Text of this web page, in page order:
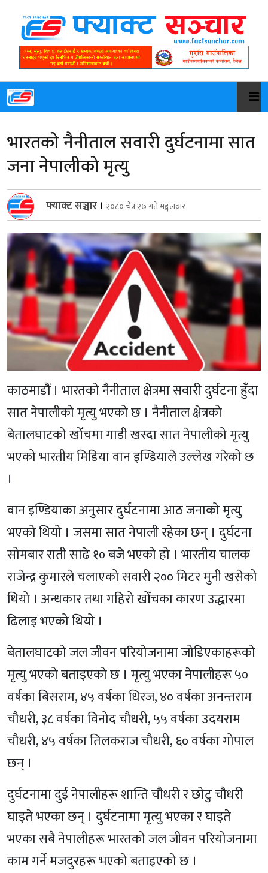
भारतको नैनीताल सवारी दुर्घटनामा सात
जना नेपालीको मृत्यु
फ्याक्ट सञ्चार । २०८० चैत्र २७ गते मङ्गलवार
काठमाडौं । भारतको नैनीताल क्षेत्रमा सवारी दुर्घटना हुँदा
सात नेपालीको मृत्यु भएको छ । नैनीताल क्षेत्रको
बेतालघाटको खोँचमा गाडी खस्दा सात नेपालीको मृत्यु
भएको भारतीय मिडिया वान इण्डियाले उल्लेख गरेको छ
।
वान इण्डियाका अनुसार दुर्घटनामा आठ जनाको मृत्यु
भएको थियो । जसमा सात नेपाली रहेका छन् । दुर्घटना
सोमबार राती साढे १० बजे भएको हो । भारतीय चालक
राजेन्द्र कुमारले चलाएको सवारी २०० मिटर मुनी खसेको
थियो । अन्धकार तथा गहिरो खोँचका कारण उद्धारमा
ढिलाइ भएको थियो ।
बेतालघाटको जल जीवन परियोजनामा जोडिएकाहरूको
मृत्यु भएको बताइएको छ । मृत्यु भएका नेपालीहरू ५०
वर्षका बिसराम, ४५ वर्षका धिरज, ४० वर्षका अनन्तराम
चौधरी, ३८ वर्षका विनोद चौधरी, ५५ वर्षका उदयराम
चौधरी, ४५ वर्षका तिलकराज चौधरी, ६० वर्षका गोपाल
छन् ।
दुर्घटनामा दुई नेपालीहरू शान्ति चौधरी र छोटु चौधरी
घाइते भएका छन् । दुर्घटनामा मृत्यु भएका र घाइते
भएका सबै नेपालीहरू भारतको जल जीवन परियोजनामा
काम गर्ने मजदुरहरू भएको बताइएको छ ।